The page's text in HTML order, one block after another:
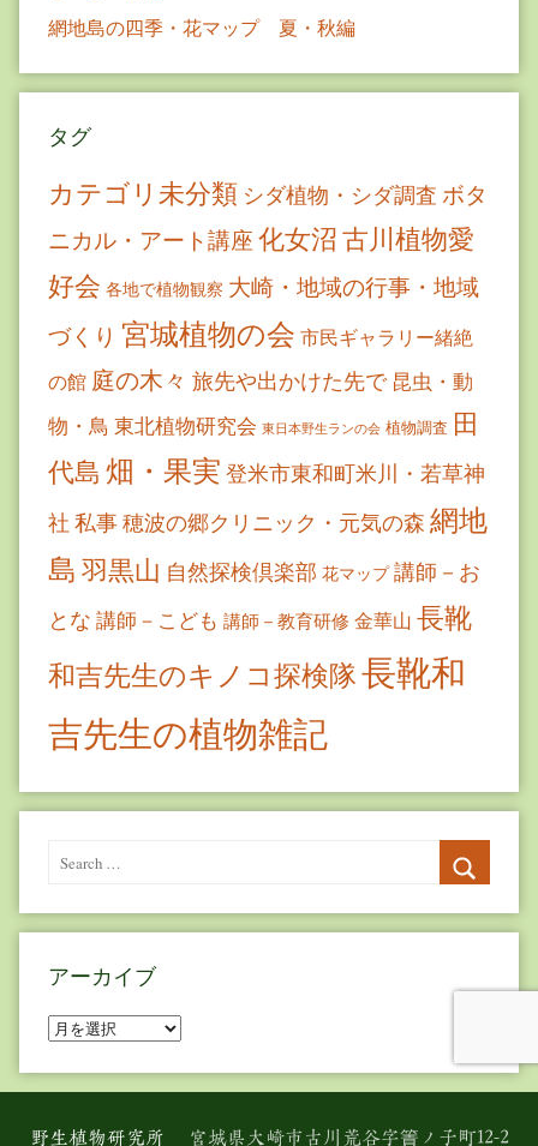
網地島の四季・花マップ 夏・秋編
タグ
カテゴリ未分類 シダ植物・シダ調査 ボタ
ニカル・アート講座 化女沼古川植物愛
好会 各地で植物観察 大崎・地域の行事・地域
づくり 宮城植物の会 市民ギャラリー緒絶
の館 庭の木々 旅先や出かけた先で 昆虫・動
物・鳥 東北植物研究会 東日本野生ランの会 植物調査 田
代島 畑・果実 登米市東和町米川・若草神
社 私事穂波の郷クリニック・元気の森 網地
島 羽黒山 自然探検倶楽部 花マップ 講師－お
とな 講師－こども 講師－教育研修 金華山 長靴
和吉先生のキノコ探検隊長靴和
吉先生の植物雑記
Search
アーカイブ
ア
カ
イ
野生植物研究所 宮城県大崎市古川荒谷字簀ノ子町12-2